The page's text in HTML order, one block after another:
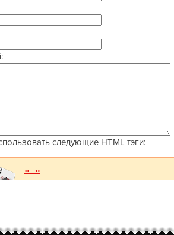
следующие HTML тэги: